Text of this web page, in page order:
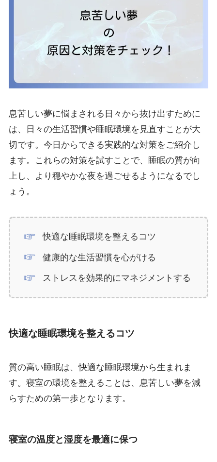
息苦しい夢に悩まされる日々から抜け出すために
は、日々の生活習慣や睡眠環境を見直すことが大
切です。今日からできる実践的な対策をご紹介し
ます。これらの対策を試すことで、睡眠の質が向
上し、より穏やかな夜を過ごせるようになるでし
ょう。
快適な睡眠環境を整えるコツ
健康的な生活習慣を心がける
ストレスを効果的にマネジメントする
快適な睡眠環境を整えるコツ
質の高い睡眠は、快適な睡眠環境から生まれま
す。寝室の環境を整えることは、息苦しい夢を減
らすための第一歩となります。
寝室の温度と湿度を最適に保つ